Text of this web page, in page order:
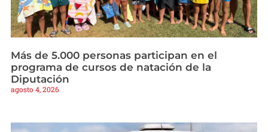
Más de 5.000 personas participan en el
programa de cursos de natación de la
Diputación
agosto 4, 2026